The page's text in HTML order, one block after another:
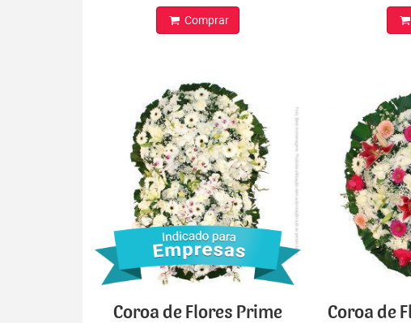
Comprar
Coroa de Flores Prime
Coroa de